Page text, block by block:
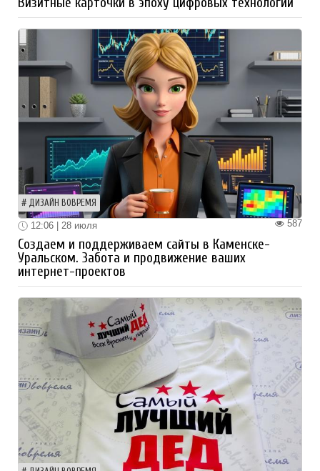
ДИЗАЙН ВОВРЕМЯ
587
12:06 | 28 июля
Создаем и поддерживаем сайты в Каменске-
Уральском. Забота и продвижение ваших
интернет-проектов